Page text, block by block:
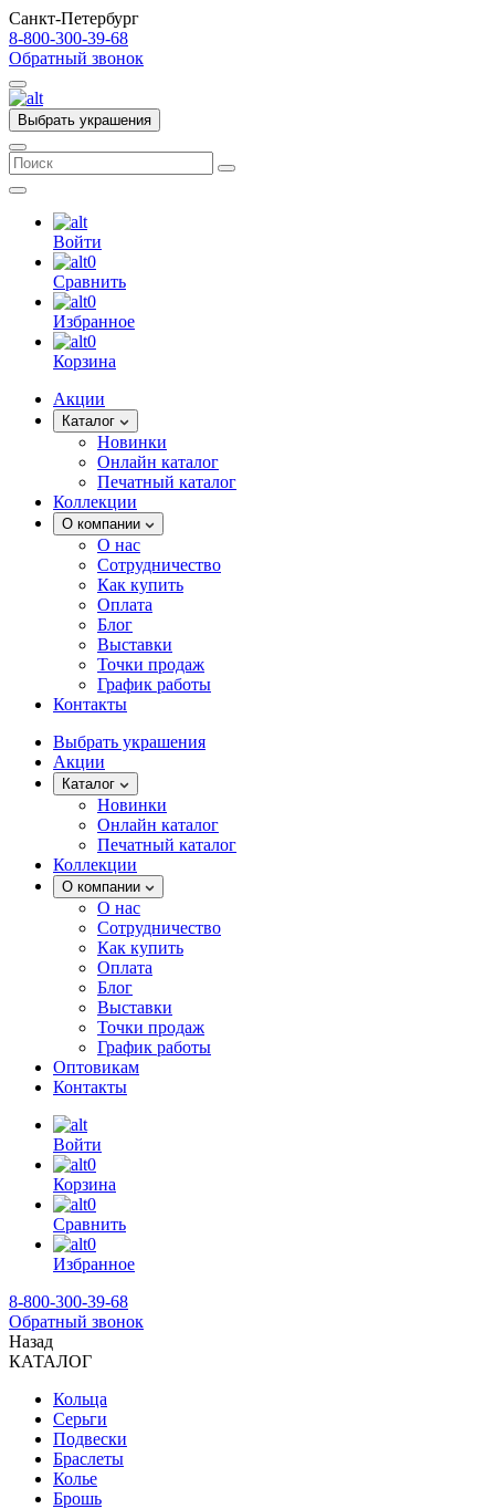
Санкт-Петербург
8-800-300-39-68
Обратный звонок
Выбрать украшения
Войти
0
Сравнить
0
Избранное
0
Корзина
Акции
Каталог
Новинки
Онлайн каталог
Печатный каталог
Коллекции
О компании
О нас
Сотрудничество
Как купить
Оплата
Блог
Выставки
Точки продаж
График работы
Контакты
Выбрать украшения
Акции
Каталог
Новинки
Онлайн каталог
Печатный каталог
Коллекции
О компании
О нас
Сотрудничество
Как купить
Оплата
Блог
Выставки
Точки продаж
График работы
Оптовикам
Контакты
Войти
0
Корзина
0
Сравнить
0
Избранное
8-800-300-39-68
Обратный звонок
Назад
КАТАЛОГ
Кольца
Серьги
Подвески
Браслеты
Колье
Брошь